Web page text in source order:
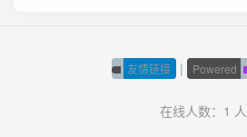
友情链接 | Powered
在线人数：1 人